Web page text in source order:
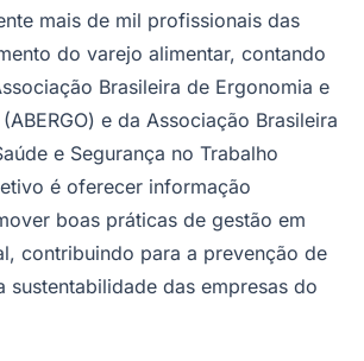
mais de mil profissionais das
do varejo alimentar, contando
Brasileira de Ergonomia e
e da Associação Brasileira
e Segurança no Trabalho
é oferecer informação
boas práticas de gestão em
contribuindo para a prevenção de
sustentabilidade das empresas do